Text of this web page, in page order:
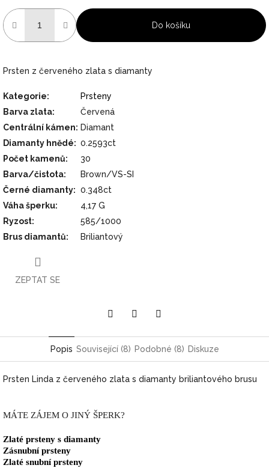
Do košíku
Prsten z červeného zlata s diamanty
Kategorie:
Prsteny
Barva zlata:
Červená
Centrální kámen: Diamant
Diamanty hnědé: 0.2593ct
Počet kamenů:
30
Barva/čistota:
Brown/VS-SI
Černé diamanty: 0.348ct
Váha šperku:
4,17 G
Ryzost:
585/1000
Brus diamantů: Briliantový
ZEPTAT SE
Popis Související (8) Podobné (8) Diskuze
Prsten Linda z červeného zlata s diamanty briliantového brusu
MÁTE ZÁJEM O JINÝ ŠPERK?
Zlaté prsteny s diamanty
Zásnubní prsteny
Zlaté snubní prsteny